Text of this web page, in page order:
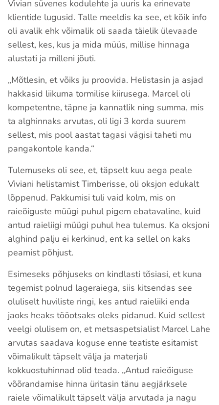
Vivian süvenes kodulehte ja uuris ka erinevate
klientide lugusid. Talle meeldis ka see, et kõik info
oli avalik ehk võimalik oli saada täielik ülevaade
sellest, kes, kus ja mida müüs, millise hinnaga
alustati ja milleni jõuti.
„Mõtlesin, et võiks ju proovida. Helistasin ja asjad
hakkasid liikuma tormilise kiirusega. Marcel oli
kompetentne, täpne ja kannatlik ning summa, mis
ta alghinnaks arvutas, oli ligi 3 korda suurem
sellest, mis pool aastat tagasi vägisi taheti mu
pangakontole kanda.“
Tulemuseks oli see, et, täpselt kuu aega peale
Viviani helistamist Timberisse, oli oksjon edukalt
lõppenud. Pakkumisi tuli vaid kolm, mis on
raieõiguste müügi puhul pigem ebatavaline, kuid
antud raieliigi müügi puhul hea tulemus. Ka oksjoni
alghind palju ei kerkinud, ent ka sellel on kaks
peamist põhjust.
Esimeseks põhjuseks on kindlasti tõsiasi, et kuna
tegemist polnud lageraiega, siis kitsendas see
oluliselt huviliste ringi, kes antud raieliiki enda
jaoks heaks tööotsaks oleks pidanud. Kuid sellest
veelgi olulisem on, et metsaspetsialist Marcel Lahe
arvutas saadava koguse enne teatiste esitamist
võimalikult täpselt välja ja materjali
kokkuostuhinnad olid teada. „Antud raieõiguse
võõrandamise hinna üritasin tänu aegjärksele
raiele võimalikult täpselt välja arvutada ja nagu